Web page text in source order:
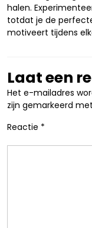
halen.
totdat je de
motiveert tijdens
Laat een
Het e-mailadres
zijn gemarkeerd met
Reactie *